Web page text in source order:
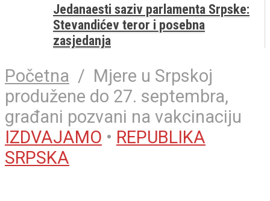
Jedanaesti saziv parlamenta Srpske:
Stevandićev teror i posebna
zasjedanja
Početna / Mjere u Srpskoj
produžene do 27. septembra,
građani pozvani na vakcinaciju
IZDVAJAMO • REPUBLIKA
SRPSKA